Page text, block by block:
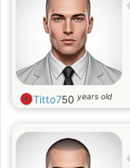
Titto750 years old